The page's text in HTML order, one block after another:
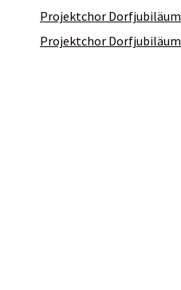
Projektchor Dorfjubiläum
Projektchor Dorfjubiläum